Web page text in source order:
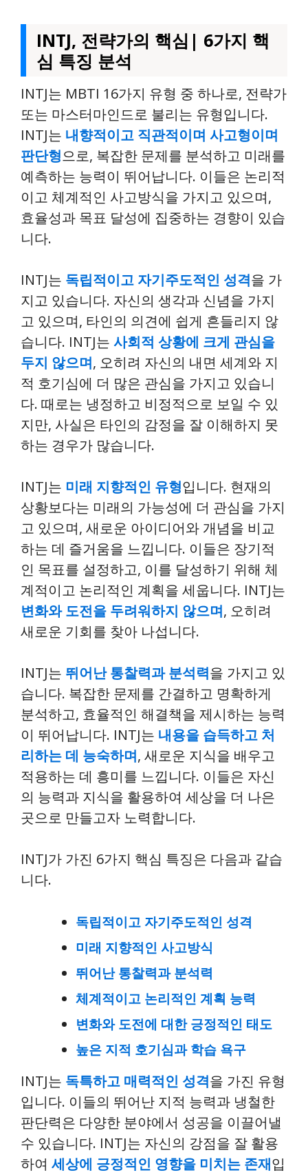
INTJ, 전략가의 핵심| 6가지 핵
심 특징 분석
INTJ는 MBTI 16가지 유형 중 하나로, 전략가
또는 마스터마인드로 불리는 유형입니다.
INTJ는 내향적이고 직관적이며 사고형이며
판단형으로, 복잡한 문제를 분석하고 미래를
예측하는 능력이 뛰어납니다. 이들은 논리적
이고 체계적인 사고방식을 가지고 있으며,
효율성과 목표 달성에 집중하는 경향이 있습
니다.
INTJ는 독립적이고 자기주도적인 성격을 가
지고 있습니다. 자신의 생각과 신념을 가지
고 있으며, 타인의 의견에 쉽게 흔들리지 않
습니다. INTJ는 사회적 상황에 크게 관심을
두지 않으며, 오히려 자신의 내면 세계와 지
적 호기심에 더 많은 관심을 가지고 있습니
다. 때로는 냉정하고 비정적으로 보일 수 있
지만, 사실은 타인의 감정을 잘 이해하지 못
하는 경우가 많습니다.
INTJ는 미래 지향적인 유형입니다. 현재의
상황보다는 미래의 가능성에 더 관심을 가지
고 있으며, 새로운 아이디어와 개념을 비교
하는 데 즐거움을 느낍니다. 이들은 장기적
인 목표를 설정하고, 이를 달성하기 위해 체
계적이고 논리적인 계획을 세웁니다. INTJ는
변화와 도전을 두려워하지 않으며, 오히려
새로운 기회를 찾아 나섭니다.
INTJ는 뛰어난 통찰력과 분석력을 가지고 있
습니다. 복잡한 문제를 간결하고 명확하게
분석하고, 효율적인 해결책을 제시하는 능력
이 뛰어납니다. INTJ는 내용을 습득하고 처
리하는 데 능숙하며, 새로운 지식을 배우고
적용하는 데 흥미를 느낍니다. 이들은 자신
의 능력과 지식을 활용하여 세상을 더 나은
곳으로 만들고자 노력합니다.
INTJ가 가진 6가지 핵심 특징은 다음과 같습
니다.
독립적이고 자기주도적인 성격
미래 지향적인 사고방식
뛰어난 통찰력과 분석력
체계적이고 논리적인 계획 능력
변화와 도전에 대한 긍정적인 태도
높은 지적 호기심과 학습 욕구
INTJ는 독특하고 매력적인 성격을 가진 유형
입니다. 이들의 뛰어난 지적 능력과 냉철한
판단력은 다양한 분야에서 성공을 이끌어낼
수 있습니다. INTJ는 자신의 강점을 잘 활용
하여 세상에 긍정적인 영향을 미치는 존재입